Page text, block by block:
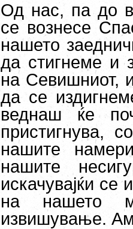
Од нас, па до
се вознесе
нашето
да стигнеме и
на Севишниот,
да се
веднаш ќе
пристигнува,
нашите
нашите
искачувајќи се
на нашето
извишување.